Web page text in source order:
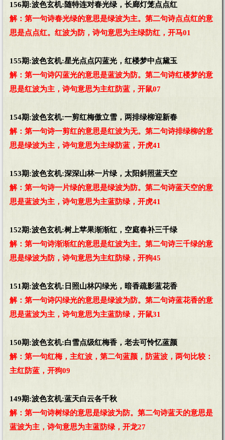
156期:波色玄机:随特连对春光绿，长廊灯笼点点红
解：第一句诗春光绿的意思是绿波为主。第二句诗点点红的意
思是点点红。红波为防，诗句意思为主绿防红，开马01
155期:波色玄机:星光点点闪蓝光，红楼梦中点黛玉
解：第一句诗闪蓝光的意思是蓝波为防。第二句诗红楼梦的意
思是红波为主，诗句意思为主红防蓝，开鼠07
154期:波色玄机:一剪红梅傲立雪，两排绿柳迎新春
解：第一句诗一剪红的意思是红波为无。第二句诗排绿柳的意
思是绿波为主，诗句意思为主绿防蓝，开虎41
153期:波色玄机:深深山林一片绿，太阳斜照蓝天空
解：第一句诗一片绿的意思是绿波为防。第二句诗蓝天空的意
思是蓝波为主，诗句意思为主蓝防绿，开虎41
152期:波色玄机:树上苹果渐渐红，空庭春补三千绿
解：第一句诗渐渐红的意思是红波为主。第二句诗三千绿的意
思是绿波为防，诗句意思为主红防绿，开狗45
151期:波色玄机:日照山林闪绿光，暗香疏影蓝花香
解：第一句诗闪绿光的意思是绿波为防。第二句诗蓝花香的意
思是蓝波为主，诗句意思为主蓝防绿，开鼠31
150期:波色玄机:白雪点级红梅香，老去可怜忆蓝颜
解：第一句红梅，主红波，第二句蓝颜，防蓝波，两句比较：
主红防蓝，开狗09
149期:波色玄机:蓝天白云各千秋
解：第一句诗树绿的意思是绿波为防。第二句诗蓝天的意思是
蓝波为主，诗句意思为主蓝防绿，开龙27